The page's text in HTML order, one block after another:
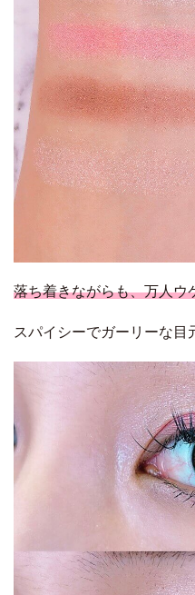
落ち着きながらも、万人
スパイシーでガーリーな目